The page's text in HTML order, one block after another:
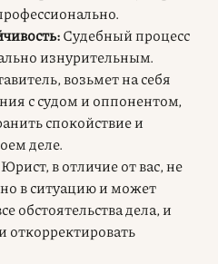
Судебный процесс
изнурительным.
возьмет на себя
с судом и оппонентом,
спокойствие и
деле.
Юрист, в отличие от вас, не
в ситуацию и может
обстоятельства дела, и
откорректировать